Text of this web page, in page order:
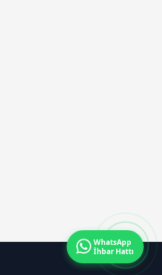
WhatsApp
İhbar Hattı